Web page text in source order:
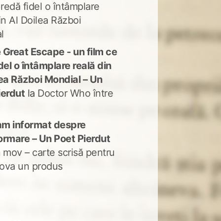
fidel o întâmplare
Al Doilea Război
Great Escape - un film ce
o întâmplare reală din
Război Mondial – Un
la Doctor Who între
informat despre
– Un Poet Pierdut
mov – carte scrisă pentru
un produs